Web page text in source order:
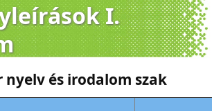
I.
nyelv és irodalom szak